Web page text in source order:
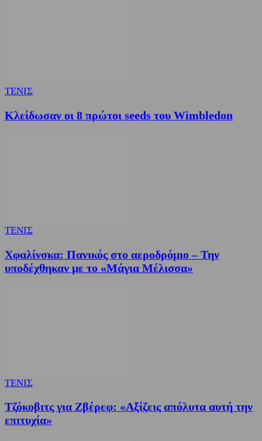
ΤΕΝΙΣ
Κλείδωσαν οι 8 πρώτοι seeds του Wimbledon
ΤΕΝΙΣ
Χφαλίνσκα: Πανικός στο αεροδρόμιο – Την
υποδέχθηκαν με το «Μάγια Μέλισσα»
ΤΕΝΙΣ
Τζόκοβιτς για Ζβέρεφ: «Αξίζεις απόλυτα αυτή την
επιτυχία»